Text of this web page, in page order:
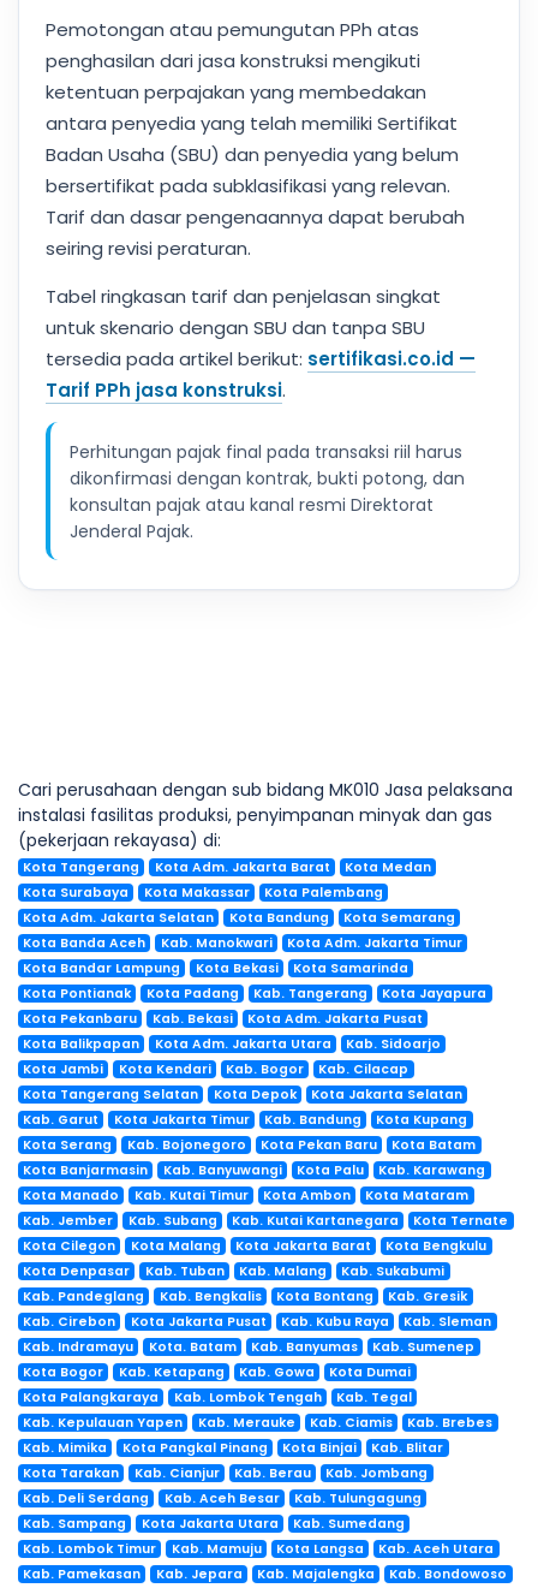
Pemotongan atau pemungutan PPh atas
penghasilan dari jasa konstruksi mengikuti
ketentuan perpajakan yang membedakan
antara penyedia yang telah memiliki Sertifikat
Badan Usaha (SBU) dan penyedia yang belum
bersertifikat pada subklasifikasi yang relevan.
Tarif dan dasar pengenaannya dapat berubah
seiring revisi peraturan.
Tabel ringkasan tarif dan penjelasan singkat
untuk skenario dengan SBU dan tanpa SBU
tersedia pada artikel berikut: sertifikasi.co.id —
Tarif PPh jasa konstruksi.
Perhitungan pajak final pada transaksi riil harus
dikonfirmasi dengan kontrak, bukti potong, dan
konsultan pajak atau kanal resmi Direktorat
Jenderal Pajak.
Cari perusahaan dengan sub bidang MK010 Jasa pelaksana
instalasi fasilitas produksi, penyimpanan minyak dan gas
(pekerjaan rekayasa) di:
Kota Tangerang Kota Adm. Jakarta Barat
Kota Medan
Kota Surabaya
Kota Makassar
Kota Palembang
Kota Adm. Jakarta Selatan
Kota Bandung
Kota Semarang
Kota Banda Aceh
Kab. Manokwari
Kota Adm. Jakarta Timur
Kota Bandar Lampung
Kota Bekasi
Kota Samarinda
Kota Pontianak
Kota Padang Kab. Tangerang
Kota Jayapura
Kota Pekanbaru
Kab. Bekasi
Kota Adm. Jakarta Pusat
Kota Balikpapan
Kota Adm. Jakarta Utara
Kab. Sidoarjo
Kota Jambi
Kota Kendari Kab. Bogor
Kab. Cilacap
Kota Tangerang Selatan
Kota Depok
Kota Jakarta Selatan
Kab. Garut
Kota Jakarta Timur Kab. Bandung
Kota Kupang
Kota Serang
Kab. Bojonegoro Kota Pekan Baru
Kota Batam
Kota Banjarmasin
Kab. Banyuwangi Kota Palu
Kab. Karawang
Kota Manado
Kab. Kutai Timur Kota Ambon
Kota Mataram
Kab. Jember
Kab. Subang Kab. Kutai Kartanegara
Kota Ternate
Kota Cilegon
Kota Malang Kota Jakarta Barat
Kota Bengkulu
Kota Denpasar
Kab. Tuban Kab. Malang
Kab. Sukabumi
Kab. Pandeglang
Kab. Bengkalis Kota Bontang
Kab. Gresik
Kab. Cirebon
Kota Jakarta Pusat Kab. Kubu Raya
Kab. Sleman
Kab. Indramayu
Kota. Batam Kab. Banyumas
Kab. Sumenep
Kota Bogor
Kab. Ketapang Kab. Gowa
Kota Dumai
Kota Palangkaraya
Kab. Lombok Tengah
Kab. Tegal
Kab. Kepulauan Yapen
Kab. Merauke Kab. Ciamis
Kab. Brebes
Kab. Mimika
Kota Pangkal Pinang Kota Binjai
Kab. Blitar
Kota Tarakan
Kab. Cianjur Kab. Berau
Kab. Jombang
Kab. Deli Serdang
Kab. Aceh Besar
Kab. Tulungagung
Kab. Sampang
Kota Jakarta Utara
Kab. Sumedang
Kab. Lombok Timur
Kab. Mamuju Kota Langsa
Kab. Aceh Utara
Kab. Pamekasan
Kab. Jepara Kab. Majalengka
Kab. Bondowoso